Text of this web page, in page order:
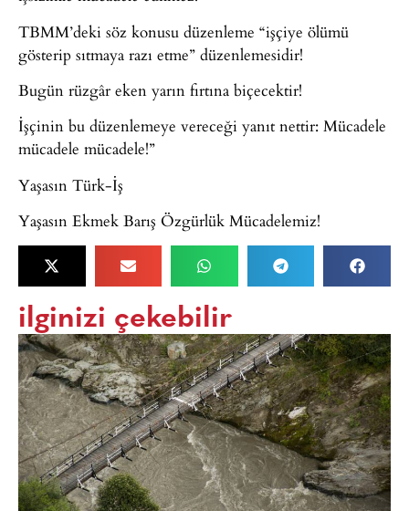
TBMM’deki söz konusu düzenleme “işçiye ölümü
gösterip sıtmaya razı etme” düzenlemesidir!
Bugün rüzgâr eken yarın fırtına biçecektir!
İşçinin bu düzenlemeye vereceği yanıt nettir: Mücadele
mücadele mücadele!”
Yaşasın Türk-İş
Yaşasın Ekmek Barış Özgürlük Mücadelemiz!
ilginizi çekebilir